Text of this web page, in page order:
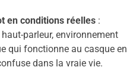
en conditions réelles :
parleur, environnement
qui fonctionne au casque en
dans la vraie vie.